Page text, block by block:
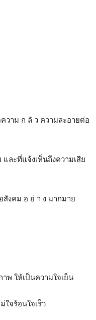
วาม ก ลั ว ความละอายต่อ
ละที่แจ้งเห็นถึงความเสีย
งคม อ ย่ า ง มากมาย
พ ให้เป็นความใจเย็น
จร้อนใจเร็ว